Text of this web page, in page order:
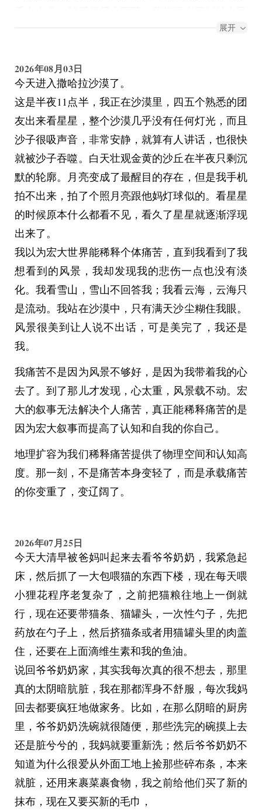
走光的问题，我大吼。
初步的处理，然后我妈换上我宽松睡裙和外套一起
去医院，妹宝和妈妈一起陪着去了。路上又见到来
搭讪的傻逼男人，我实在是失去理智了，我大吼
“leave us alone”，整条街都看着我
到了医院，导游去联系援助摩洛哥的中国医疗团
队，我们等了很久，现在是晚上十点半。
中国医生被从睡梦里薅起来看诊，跟我们说玻璃碎
片不可能全部取出来，就算是拍片子可能都看不出
来，因为玻璃碎片实在是太小了，但是所幸不会对
身体有太大影响。
我一直在焦急地等待医生处理，医生不慌不忙地折
腾病床，发现病床的栏杆他不会翻下来，来了几个
摩洛哥本地人帮忙还是不行。然后他们想打个灯，
发现灯也是坏的。
医生带我妈换了个房间，和男护士熟练地拍肩互相
喊friends，我很焦虑想什么时候了还在这叙旧？然
后男护士指着我们问医生“所以他们不懂英文吗？”
我受不了了，上前说“我懂英文，能不能快点给我
正要处理吗，你这么着急麻烦去外面等吧”。妹宝
妈妈也劝我在外面等着，她进去陪护，我就出来
了。
陋，而且不停的有病人进出，哪怕是在11点多的半
夜，而且医生护士也非常松弛，有说有笑的，我真
的不知道怎么办，然后导游还在旁边跟我说，我今
天运气非常好，正好碰上了这些中国的医生说在国
内看病都不一定能挂得上这些专家的号，国内医生
还能很快的给我们处理，如果换做是摩洛哥本地的
医生，哪怕是急诊，他想喝咖啡也就直接去喝咖啡
了，就把病人扔在那儿都是常事儿。
开完单又发现出错了，因为手忙脚乱，我把我的护
照给拿过去了，这样子的话，开的单子上全写的是
我自己的名字，又手忙脚乱的让医生重新弄一份，
医生大半夜的被我们从睡梦中惊醒，因为他们本来
不是值夜班的，完全是看在中国同胞的份上，才从
床上起来给我们弄。
展开
2026年08月03日
今天进入撒哈拉沙漠了。
这是半夜11点半，我正在沙漠里，四五个熟悉的团
友出来看星星，整个沙漠几乎没有任何灯光，而且
沙子很吸声音，非常安静，就算有人讲话，也很快
就被沙子吞噬。白天壮观金黄的沙丘在半夜只剩沉
默的轮廓。月亮变成了最醒目的存在，但是我手机
拍不出来，拍了个照月亮跟他妈灯球似的。看星星
的时候原本什么都看不见，看久了星星就逐渐浮现
出来了。
我以为宏大世界能稀释个体痛苦，直到我看到了我
想看到的风景，我却发现我的悲伤一点也没有淡
化。我看雪山，雪山不回答我；我看云海，云海只
是流动。我站在沙漠中，只有满天沙尘糊住我眼。
风景很美到让人说不出话，可是美完了，我还是
我。
我痛苦不是因为风景不够好，是因为我带着我的心
去了。到了那儿才发现，心太重，风景载不动。宏
大的叙事无法解决个人痛苦，真正能稀释痛苦的是
因为宏大叙事而提高了认知和自我的你自己。
地理扩容为我们稀释痛苦提供了物理空间和认知高
度。那一刻，不是痛苦本身变轻了，而是承载痛苦
的你变重了，变辽阔了。
2026年07月25日
今天大清早被爸妈叫起来去看爷爷奶奶，我紧急起
床，然后抓了一大包喂猫的东西下楼，现在每天喂
小狸花程序老复杂了，之前把猫粮往地上一倒就
行，现在还要带猫条、猫罐头，一次性勺子，先把
药放在勺子上，然后挤猫条或者用猫罐头里的肉盖
住，还要在上面滴维生素和我的鱼油。
说回爷爷奶奶家，其实我每次真的很不想去，那里
真的太阴暗肮脏，我在那都浑身不舒服，每次我妈
回去都要疯狂地做家务。比如，在那么阴暗的厨房
里，爷爷奶奶洗碗就很随便，那些洗完的碗摸上去
还是脏兮兮的，我妈就要重新洗；然后爷爷奶奶不
知道为什么很爱从外面工地上捡那些碎布条，本来
就脏，还用来裹菜裹食物，我之前给他们买了新的
抹布，现在又要买新的毛巾，